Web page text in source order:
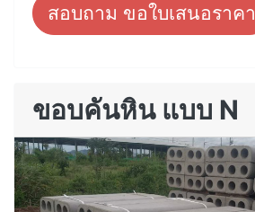
สอบถาม ขอใบเสนอราคา
ขอบคันหิน แบบ N